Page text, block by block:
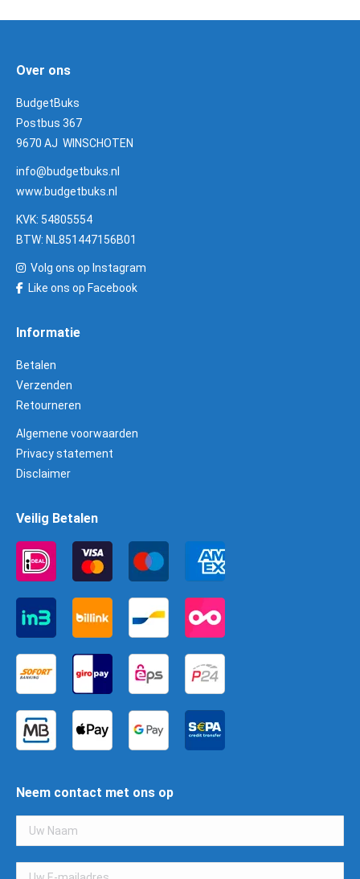
Over ons
BudgetBuks
Postbus 367
9670 AJ WINSCHOTEN
info@budgetbuks.nl
www.budgetbuks.nl
KVK: 54805554
BTW: NL851447156B01
Volg ons op Instagram
Like ons op Facebook
Informatie
Betalen
Verzenden
Retourneren
Algemene voorwaarden
Privacy statement
Disclaimer
Veilig Betalen
Neem contact met ons op